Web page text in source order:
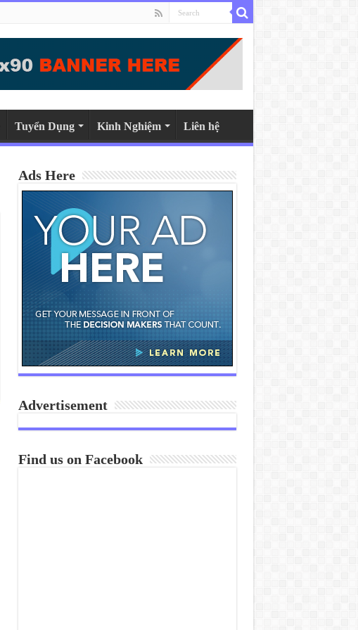
Tuyển Dụng Kinh Nghiệm Liên hệ
Ads Here
Advertisement
Find us on Facebook